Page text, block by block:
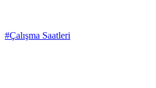
#Çalışma Saatleri